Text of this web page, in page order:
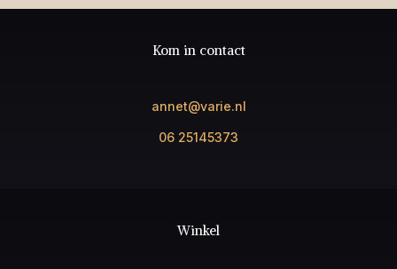
Kom in contact
annet@varie.nl
06 25145373
Winkel